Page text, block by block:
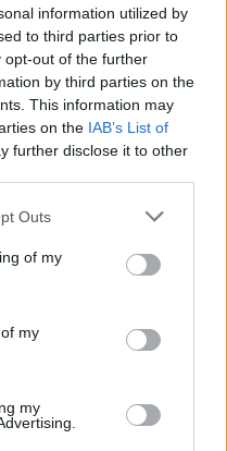
information utilized by
to third parties prior to
opt-out of the further
by third parties on the
This information may
on the IAB’s List of
further disclose it to other
one or more Google
You may click to
its third-party tags to
in below Google
Outs
of my
my
my
all’insegna della
le teste? 🔥<\/p>